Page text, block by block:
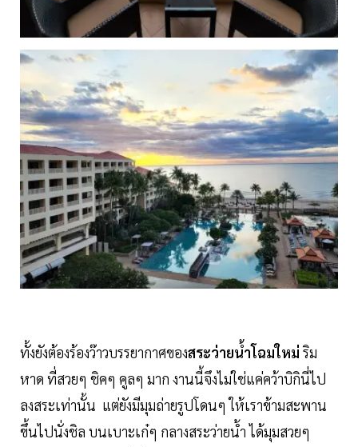
ทั้งยังต้องร้องว๊าวบรรยากาศของสระว่ายน้ำโฉมใหม่ ริม
หาด ที่สวยๆ ชิคๆ คูลๆ มาก งานนี้จึงไม่ใช่แค่คว้าบิกินี่ไป
ลงสระเท่านั้น แต่ยังมีมุมถ่ายรูปโดนๆ ให้เราข้ามสะพาน
ขึ้นไปนั่งชิล บนเบาะเก๋ๆ กลางสระว่ายน้ำ ได้มุมสวยๆ